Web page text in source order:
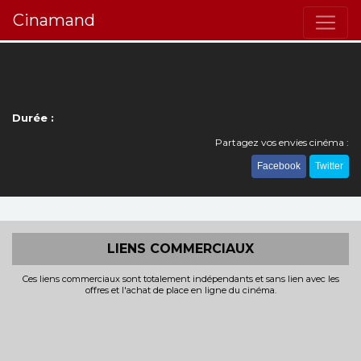
Cinamand
Durée :
Partagez vos envies cinéma :
Facebook Twitter
LIENS COMMERCIAUX
Ces liens commerciaux sont totalement indépendants et sans lien avec les
offres et l'achat de place en ligne du cinéma.